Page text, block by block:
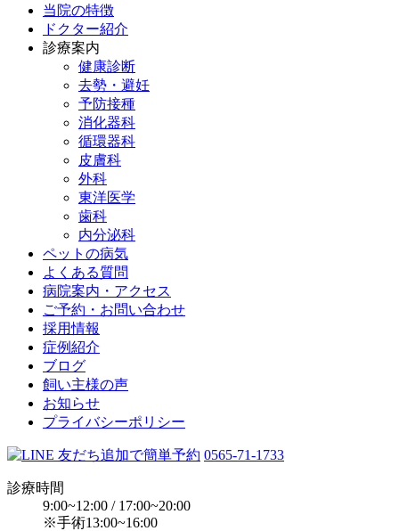
当院の特徴
ドクター紹介
診療案内
健康診断
去勢・避妊
予防接種
消化器科
循環器科
皮膚科
外科
東洋医学
歯科
内分泌科
ペットの病気
よくある質問
病院案内・アクセス
ご予約・お問い合わせ
採用情報
症例紹介
ブログ
飼い主様の声
お知らせ
プライバシーポリシー
0565-71-1733
診療時間
9:00~12:00 / 17:00~20:00
※手術13:00~16:00